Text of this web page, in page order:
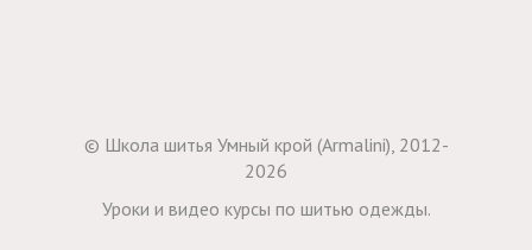
© Школа шитья Умный крой (Armalini), 2012-
2026
Уроки и видео курсы по шитью одежды.